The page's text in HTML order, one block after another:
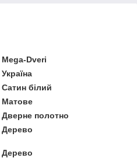
Mega-Dveri
Україна
Сатин білий
Матове
Дверне полотно
Дерево
Дерево